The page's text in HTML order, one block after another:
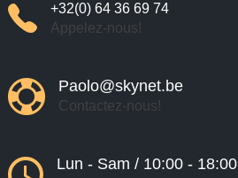
+32(0) 64 36 69 74
Appelez-nous!
Paolo@skynet.be
Contactez-nous!
Lun - Sam / 10:00 - 18:00